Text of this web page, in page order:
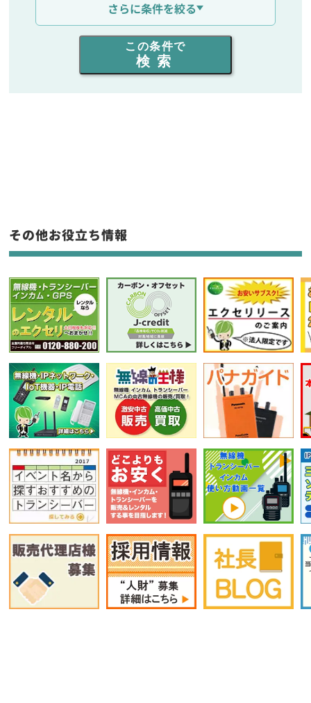
出力を選ぶ
同時通話人数を選ぶ
フリーワード入力(製品名等)
選択条件をリセット
さらに条件を絞る
この条件で
検索
その他お役立ち情報